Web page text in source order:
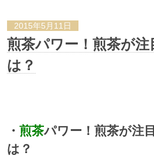
2015年5月11日
煎茶パワー！煎茶が注
は？
・ 煎茶パワー！煎茶が注
は？